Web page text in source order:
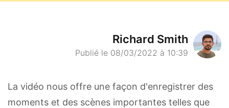
Richard Smith
Publié le 08/03/2022 à 10:39
La vidéo nous offre une façon d'enregistrer des
moments et des scènes importantes telles que